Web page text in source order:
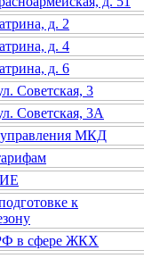
д. 2
д. 4
д. 6
Советская, 3
Советская, 3А
управления МКД
к
РФ в сфере ЖКХ